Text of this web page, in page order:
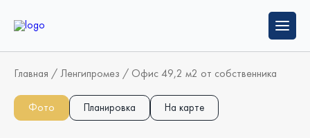
Главная /Ленгипромез / Офис 49,2 м2 от собственника
Фото Планировка На карте